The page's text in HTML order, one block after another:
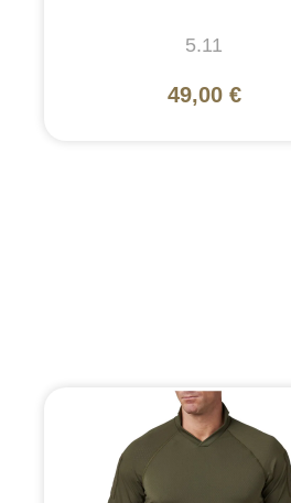
5.11
49,00 €